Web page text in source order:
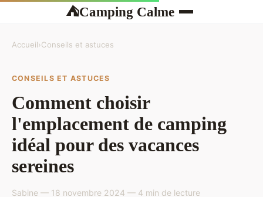
⛺Camping Calme
Accueil›Conseils et astuces
CONSEILS ET ASTUCES
Comment choisir
l'emplacement de camping
idéal pour des vacances
sereines
Sabine — 18 novembre 2024 — 4 min de lecture